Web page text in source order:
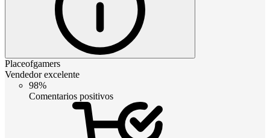
Placeofgamers
Vendedor excelente
98%
Comentarios positivos